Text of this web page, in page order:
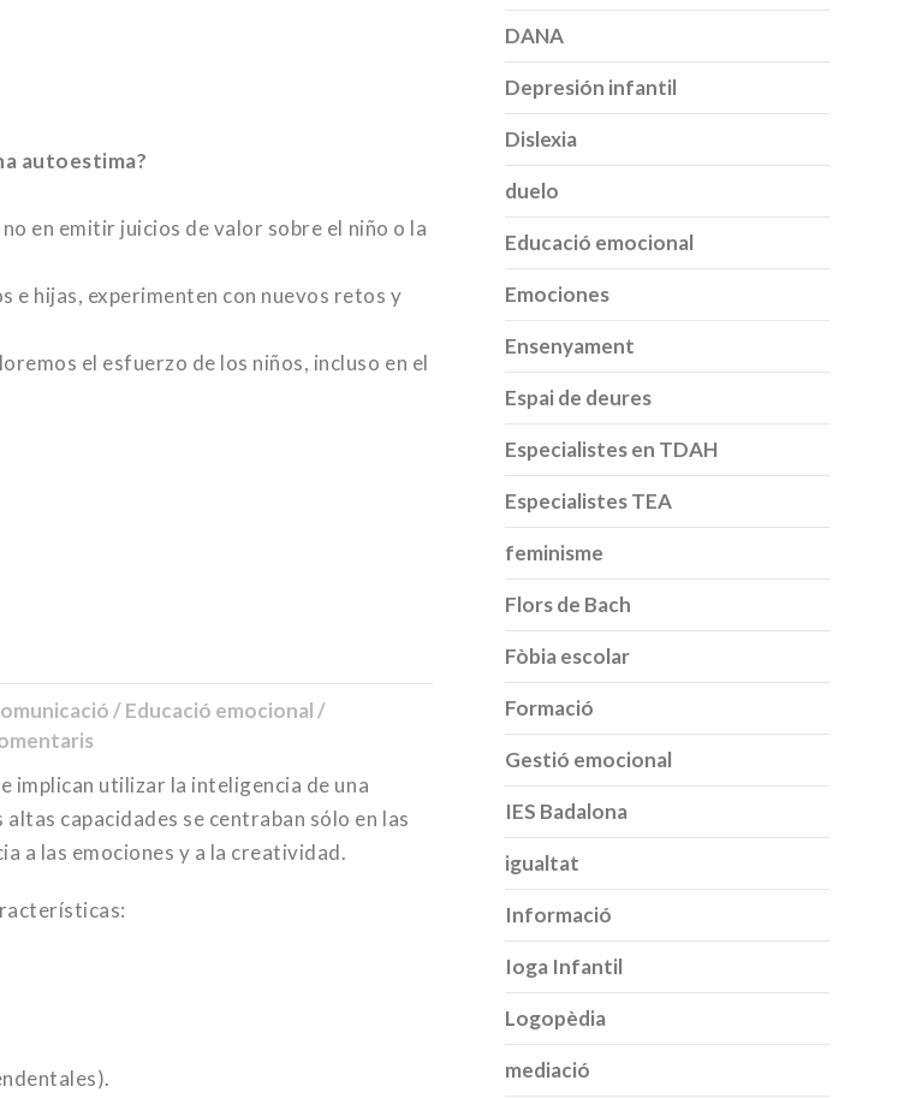
autoestima?
en emitir juicios de valor sobre el niño o la
e hijas, experimenten con nuevos retos y
el esfuerzo de los niños, incluso en el
/ Educació emocional /
implican utilizar la inteligencia de una
capacidades se centraban sólo en las
a las emociones y a la creatividad.
DANA
Depresión infantil
Dislexia
duelo
Educació emocional
Emociones
Ensenyament
Espai de deures
Especialistes en TDAH
Especialistes TEA
feminisme
Flors de Bach
Fòbia escolar
Formació
Gestió emocional
IES Badalona
igualtat
Informació
Ioga Infantil
Logopèdia
mediació